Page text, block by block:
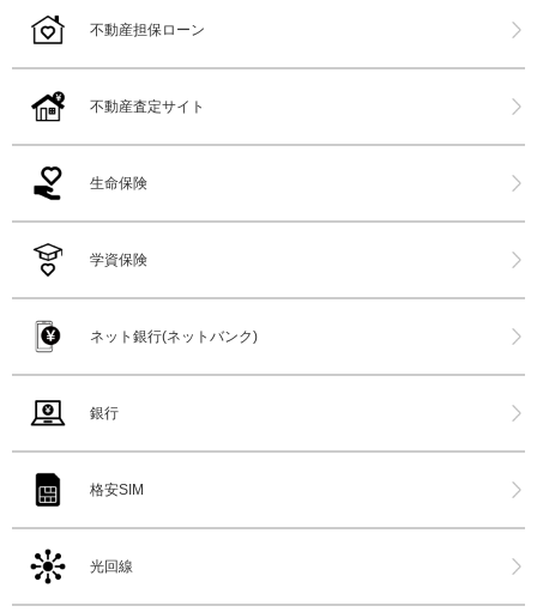
不動産担保ローン
不動産査定サイト
生命保険
学資保険
ネット銀行(ネットバンク)
銀行
格安SIM
光回線